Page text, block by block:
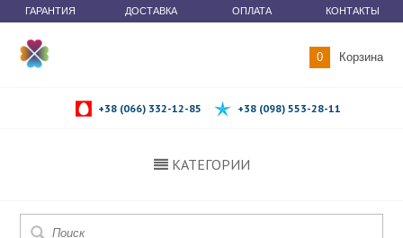
ГАРАНТИЯ ДОСТАВКА ОПЛАТА КОНТАКТЫ
0 Корзина
+38 (066) 332-12-85 +38 (098) 553-28-11
КАТЕГОРИИ